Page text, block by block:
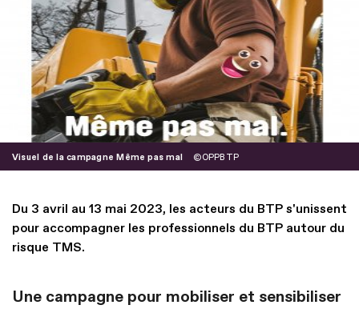
Visuel de la campagne Même pas mal OPPBTP
Du 3 avril au 13 mai 2023, les acteurs du BTP s'unissent
pour accompagner les professionnels du BTP autour du
risque TMS.
Une campagne pour mobiliser et sensibiliser